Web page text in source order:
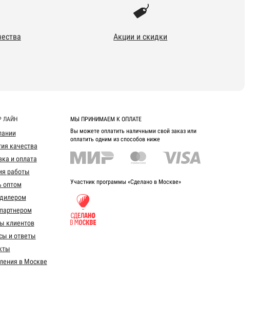
Акции и скидки
ЛАЙН
качества
и оплата
работы
оптом
клиентов
и ответы
в Москве
МЫ ПРИНИМАЕМ К ОПЛАТЕ
Вы можете оплатить наличными свой заказ или
оплатить одним из способов ниже
Участник программы «Сделано в Москве»